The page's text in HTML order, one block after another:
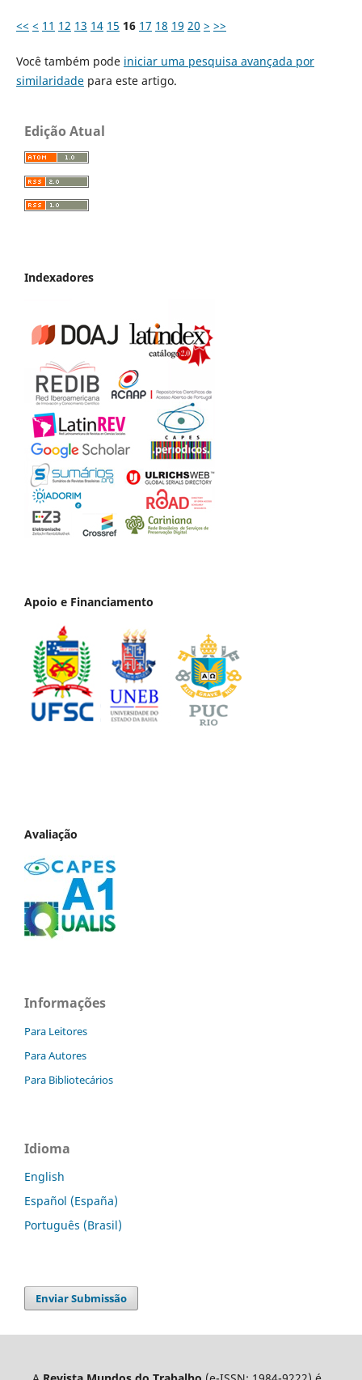
<< < 11 12 13 14 15 16 17 18 19 20 > >>
Você também pode iniciar uma pesquisa avançada por
similaridadepara este artigo.
Edição Atual
Indexadores
Apoio e Financiamento
Avaliação
Informações
Para Leitores
Para Autores
Para Bibliotecários
Idioma
English
Español (España)
Português (Brasil)
Enviar Submissão